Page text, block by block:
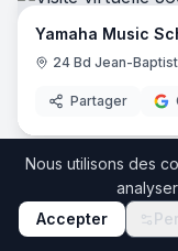
Yamaha Music
24 Bd Jean-
Partager
Auto-école de
Nous utilisons des
Accepter